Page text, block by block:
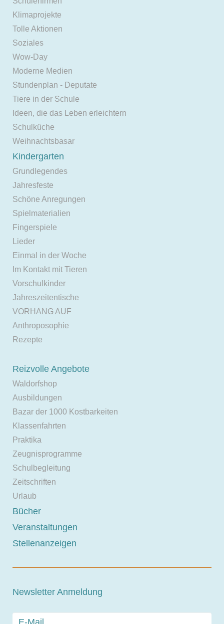
Klimaprojekte
Tolle Aktionen
Soziales
Wow-Day
Moderne Medien
Stundenplan - Deputate
Tiere in der Schule
Ideen, die das Leben erleichtern
Schulküche
Weihnachtsbasar
Kindergarten
Grundlegendes
Jahresfeste
Schöne Anregungen
Spielmaterialien
Fingerspiele
Lieder
Einmal in der Woche
Im Kontakt mit Tieren
Vorschulkinder
Jahreszeitentische
VORHANG AUF
Anthroposophie
Rezepte
Reizvolle Angebote
Waldorfshop
Ausbildungen
Bazar der 1000 Kostbarkeiten
Klassenfahrten
Praktika
Zeugnisprogramme
Schulbegleitung
Zeitschriften
Urlaub
Bücher
Veranstaltungen
Stellenanzeigen
Newsletter Anmeldung